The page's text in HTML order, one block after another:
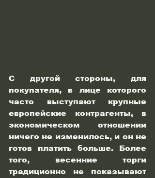
С другой стороны, для
покупателя, в лице которого
часто выступают крупные
европейские контрагенты, в
экономическом отношении
ничего не изменилось, и он не
готов платить больше. Более
того, весенние торги
традиционно не показывают